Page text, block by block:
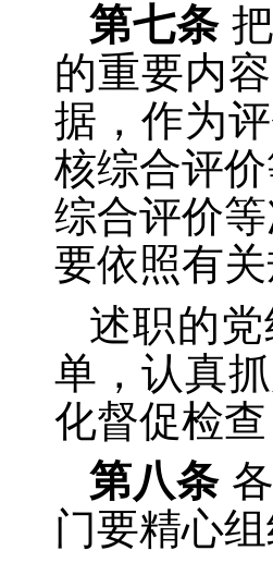
第七条
的重要内
据，作为
核综合评
综合评价
要依照有
述职的
单，认真
化督促检
第八条
门要精心组